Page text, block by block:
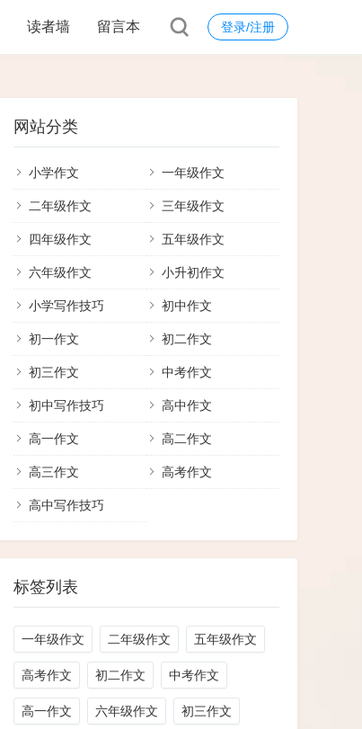
登录/注册
读者墙 留言本
网站分类
小学作文 一年级作文
二年级作文 三年级作文
四年级作文 五年级作文
六年级作文 小升初作文
小学写作技巧 初中作文
初一作文 初二作文
初三作文 中考作文
初中写作技巧 高中作文
高一作文 高二作文
高三作文 高考作文
高中写作技巧
标签列表
一年级作文 二年级作文 五年级作文
高考作文 初二作文 中考作文
高一作文 六年级作文 初三作文